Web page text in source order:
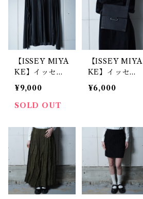
【ISSEY MIYA
KE】イッセイ
ミヤケ ハーフ
ジップスムース
シャツ black
¥9,000
SOLD OUT
【ISSEY MIYA
KE】イッセイ
ミヤケ 132 5
"ARCHIVE"サ
ck
¥6,000